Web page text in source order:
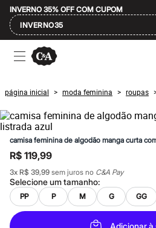
INVERNO 35% OFF COM CUPOM
INVERNO35
Ofertas
Compre por Departamento
Masculino
Infantil
Calçados
Mindse7
Plus Size
Até 20% off
Até 40% off
Até 60% off
A partir de 60% off
Feminino
Em alta
Inverno
Alfaiataria
página inicial > moda feminina > roupas
camisa feminina de algodão manga curta
R$ 119,99
3x R$ 39,99 sem juros no C&A Pay
Selecione umtamanho:
PP P M G GG
Adicionar à